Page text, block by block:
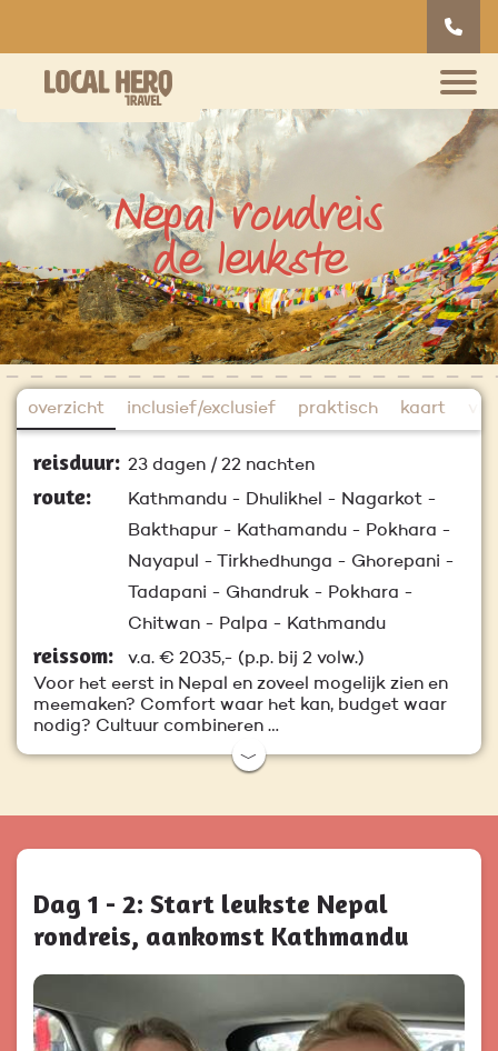
Nepal rondreis
de leukste
overzicht inclusief/exclusief praktisch kaart
reisduur: 23 dagen / 22 nachten
route:
Kathmandu - Dhulikhel - Nagarkot -
Bakthapur - Kathamandu - Pokhara -
Nayapul - Tirkhedhunga - Ghorepani -
Tadapani - Ghandruk - Pokhara -
Chitwan - Palpa - Kathmandu
reissom: v.a. € 2035,- (p.p. bij 2 volw.)
Voor het eerst in Nepal en zoveel mogelijk zien en
meemaken? Comfort waar het kan, budget waar
nodig? Cultuur combineren …
﹀
Dag 1 - 2: Start leukste Nepal
rondreis, aankomst Kathmandu